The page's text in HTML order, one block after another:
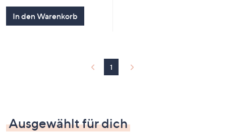
In den Warenkorb
1
Ausgewählt für dich